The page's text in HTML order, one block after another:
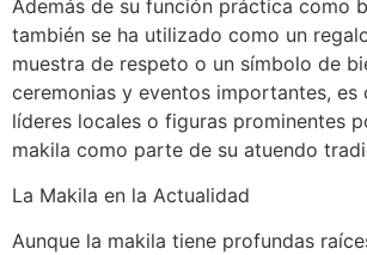
Además de su función práctica como
también se ha utilizado como un
muestra de respeto o un símbolo de
ceremonias y eventos importantes, es
líderes locales o figuras prominentes
makila como parte de su atuendo
La Makila en la Actualidad
Aunque la makila tiene profundas